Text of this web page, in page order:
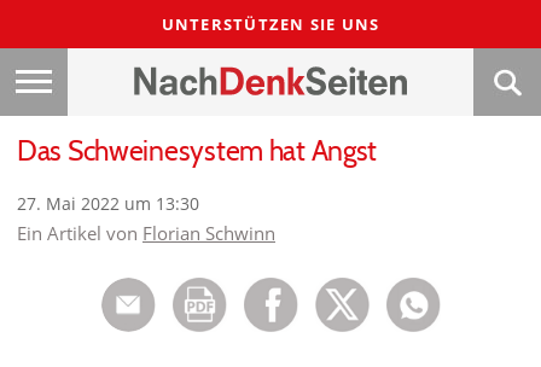
UNTERSTÜTZEN SIE UNS
Das Schweinesystem hat Angst
27. Mai 2022 um 13:30
Ein Artikel von Florian Schwinn